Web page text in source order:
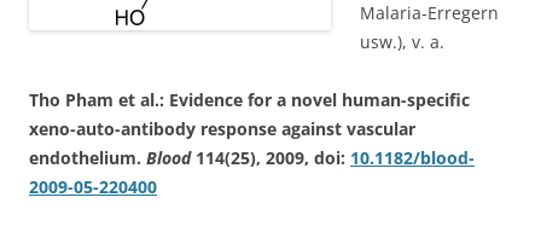
Malaria-Erregern
usw.), v. a.
Tho Pham et al.: Evidence for a novel human-specific
xeno-auto-antibody response against vascular
endothelium. Blood 114(25), 2009, doi: 10.1182/blood-
2009-05-220400